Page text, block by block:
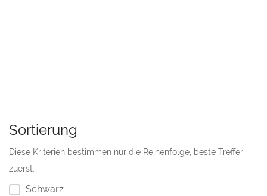
Sortierung
Diese Kriterien bestimmen nur die Reihenfolge, beste Treffer
zuerst.
Schwarz